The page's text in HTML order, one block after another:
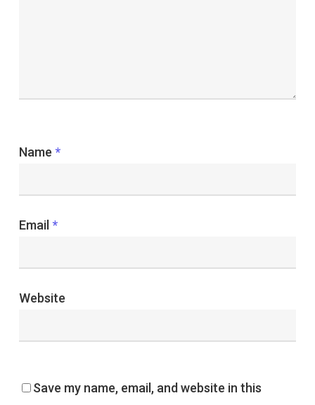
Name *
Email *
Website
Save my name, email, and website in this